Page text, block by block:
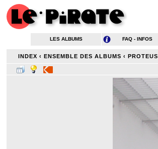
LES ALBUMS FAQ - INFOS
INDEX ‹ ENSEMBLE DES ALBUMS ‹ PROTEUS